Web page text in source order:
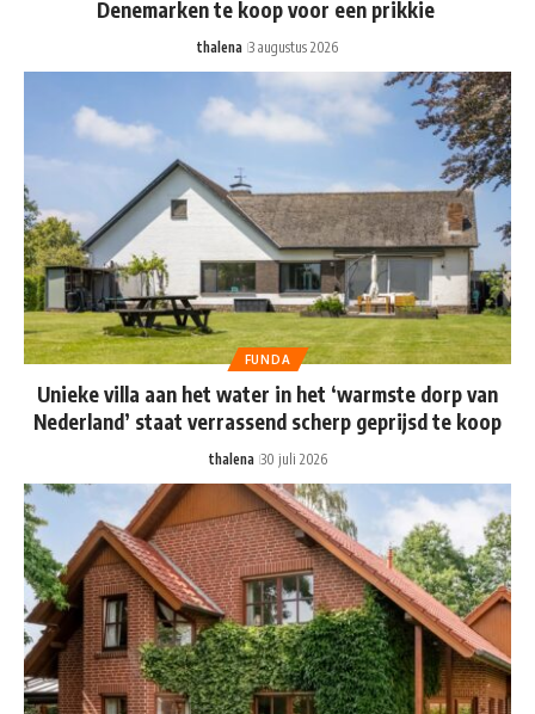
Denemarken te koop voor een prikkie
thalena 3 augustus 2026
FUNDA
Unieke villa aan het water in het ‘warmste dorp van
Nederland’ staat verrassend scherp geprijsd te koop
thalena 30 juli 2026